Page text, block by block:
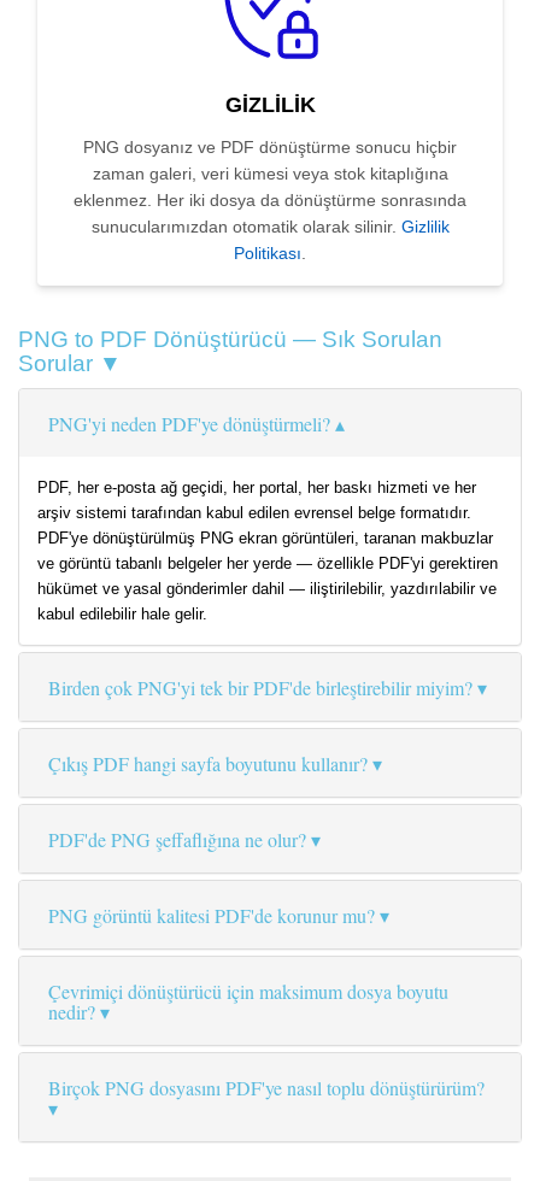
GIZLILIK
PNG dosyanız ve PDF dönüştürme sonucu hiçbir
zaman galeri, veri kümesi veya stok kitaplığına
eklenmez. Her iki dosya da dönüştürme sonrasında
sunucularımızdan otomatik olarak silinir. Gizlilik
Politikası.
PNG to PDF Dönüştürücü — Sık Sorulan
Sorular ▼
PNG'yi neden PDF'ye dönüştürmeli?
PDF, her e-posta ağ geçidi, her portal, her baskı hizmeti ve her
arşiv sistemi tarafından kabul edilen evrensel belge formatıdır.
PDF'ye dönüştürülmüş PNG ekran görüntüleri, taranan makbuzlar
ve görüntü tabanlı belgeler her yerde — özellikle PDF'yi gerektiren
hükümet ve yasal gönderimler dahil — iliştirilebilir, yazdırılabilir ve
kabul edilebilir hale gelir.
Birden çok PNG'yi tek bir PDF'de birleştirebilir miyim?
Çıkış PDF hangi sayfa boyutunu kullanır?
PDF'de PNG şeffaflığına ne olur?
PNG görüntü kalitesi PDF'de korunur mu?
Çevrimiçi dönüştürücü için maksimum dosya boyutu
nedir?
Birçok PNG dosyasını PDF'ye nasıl toplu dönüştürürüm?